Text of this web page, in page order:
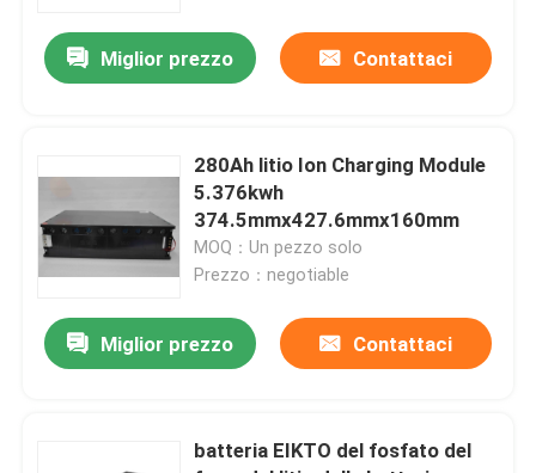
Miglior prezzo Contattaci
280Ah litio Ion Charging Module
5.376kwh
374.5mmx427.6mmx160mm
MOQ：Un pezzo solo
Prezzo：negotiable
Miglior prezzo Contattaci
batteria EIKTO del fosfato del